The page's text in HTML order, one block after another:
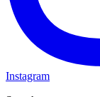
Instagram